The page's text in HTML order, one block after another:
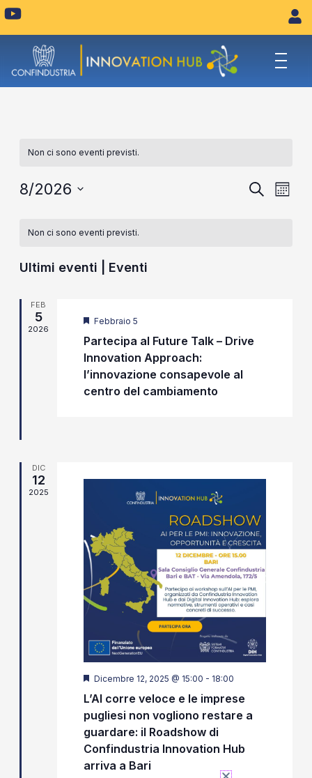
Y
o
t
u
Non ci sono eventi previsti.
Eventi
CercaMese
8/2026
data.
Non ci sono eventi previsti.
Ultimi eventi | Eventi
FEB
5
2026
Segnalati
Febbraio 5
Partecipa al Future Talk – Drive
Innovation Approach:
l’innovazione consapevole al
centro del cambiamento
DIC
12
2025
Segnalati
Dicembre 12, 2025 @ 15:00 - 18:00
L’AI corre veloce e le imprese
pugliesi non vogliono restare a
guardare: il Roadshow di
Confindustria Innovation Hub
arriva a Bari